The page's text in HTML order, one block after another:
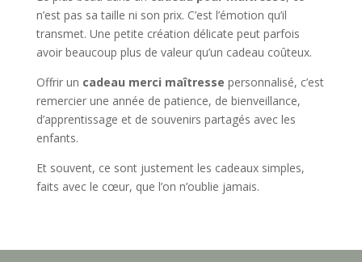
n’est pas sa taille ni son prix. C’est l’émotion qu’il
transmet. Une petite création délicate peut parfois
avoir beaucoup plus de valeur qu’un cadeau coûteux.
Offrir un cadeau merci maîtresse personnalisé, c’est
remercier une année de patience, de bienveillance,
d’apprentissage et de souvenirs partagés avec les
enfants.
Et souvent, ce sont justement les cadeaux simples,
faits avec le cœur, que l’on n’oublie jamais.